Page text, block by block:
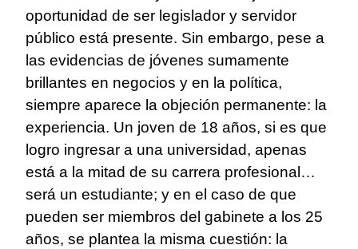
oportunidad de ser legislador y servidor
público está presente. Sin embargo, pese a
las evidencias de jóvenes sumamente
brillantes en negocios y en la política,
siempre aparece la objeción permanente: la
experiencia. Un joven de 18 años, si es que
logro ingresar a una universidad, apenas
está a la mitad de su carrera profesional…
será un estudiante; y en el caso de que
pueden ser miembros del gabinete a los 25
años, se plantea la misma cuestión: la